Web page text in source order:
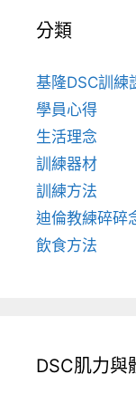
分類
基隆DSC訓練
學員心得
生活理念
訓練器材
訓練方法
迪倫教練碎碎
飲食方法
DSC肌力與